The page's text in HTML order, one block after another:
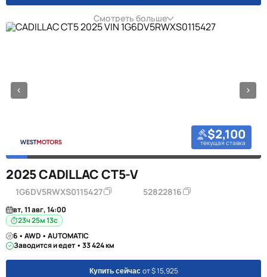
Смотреть больше
$2,100
текущая ставка
2025 CADILLAC CT5-V
1G6DV5RWXS0115427 52822816
вт, 11 авг, 14:00
23ч 25м 12с
6 • AWD • AUTOMATIC
Заводится и едет • 33 424 км
Купить сейчас от $ 15,925